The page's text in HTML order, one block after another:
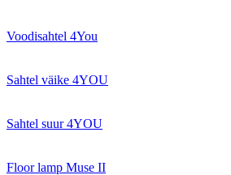
Voodisahtel 4You
Sahtel väike 4YOU
Sahtel suur 4YOU
Floor lamp Muse II